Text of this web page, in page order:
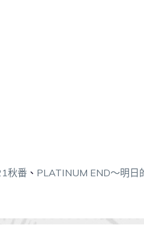
秋番、 PLATINUM END～明日